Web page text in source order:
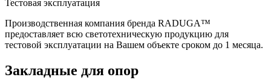
Тестовая эксплуатация
Производственная компания бренда RADUGA™
предоставляет всю светотехническую продукцию для
тестовой эксплуатации на Вашем объекте сроком до 1 месяца.
Закладные для опор